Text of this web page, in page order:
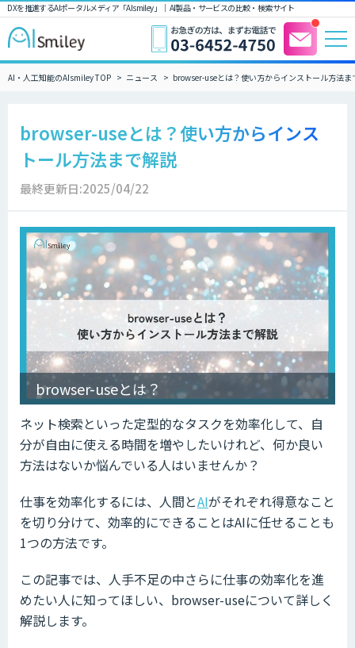
DXを推進するAIポータルメディア「AIsmiley」｜ AI製品・サービスの比較・検索サイト
AI・人工知能のAIsmiley TOP ニュース browser-useとは？使い方からインストール方法ま
browser-useとは？使い方からインス
トール方法まで解説
最終更新日:2025/04/22
browser-useとは？
ネット検索といった定型的なタスクを効率化して、自
分が自由に使える時間を増やしたいけれど、何か良い
方法はないか悩んでいる人はいませんか？
仕事を効率化するには、人間とAIがそれぞれ得意なこと
を切り分けて、効率的にできることはAIに任せることも
1つの方法です。
この記事では、人手不足の中さらに仕事の効率化を進
めたい人に知ってほしい、browser-useについて詳しく
解説します。